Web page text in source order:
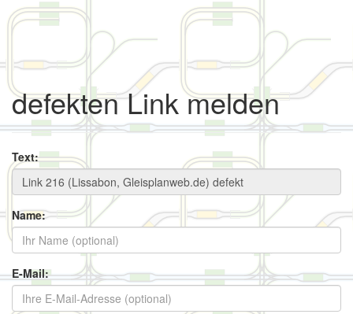
defekten Link melden
Text:
Name:
E-Mail: